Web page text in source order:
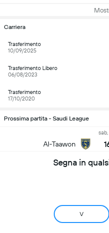
Prossima partita - Saudi League
Al-Taawon
Segna in
V
Carriera
Trasferimento
10/09/2025
Trasferimento Libero
06/08/2023
Trasferimento
17/10/2020